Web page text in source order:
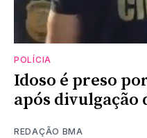
POLÍCIA
Idoso é preso
após divulgação
REDAÇÃO BMA